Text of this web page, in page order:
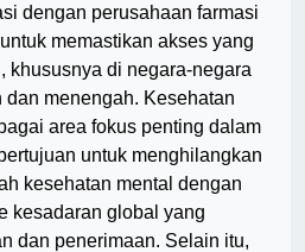
dengan perusahaan farmasi
memastikan akses yang
khususnya di negara-negara
menengah. Kesehatan
area fokus penting dalam
untuk menghilangkan
kesehatan mental dengan
kesadaran global yang
dan penerimaan. Selain itu,